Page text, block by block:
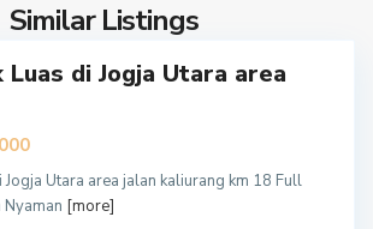
Similar Listings
di Jogja Utara area
Utara area jalan kaliurang km 18 Full
[more]